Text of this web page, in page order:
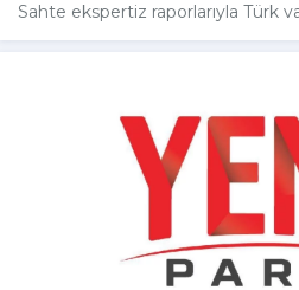
Sahte ekspertiz raporlarıyla Türk